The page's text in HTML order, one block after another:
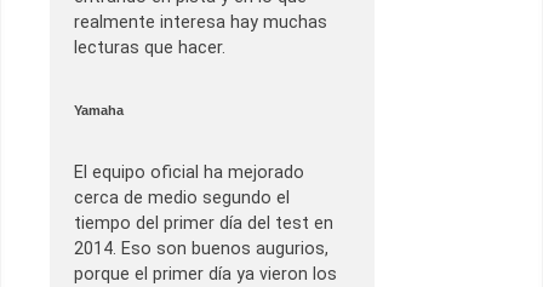
realmente interesa hay muchas
lecturas que hacer.
Yamaha
El equipo oficial ha mejorado
cerca de medio segundo el
tiempo del primer día del test en
2014. Eso son buenos augurios,
porque el primer día ya vieron los